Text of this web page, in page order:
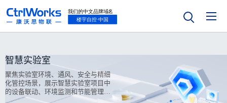
智慧实验室
聚焦实验室环境、通风、安全与精细
化管控场景，展示智慧实验室项目中
的设备联动、环境监测和节能管理成
果。